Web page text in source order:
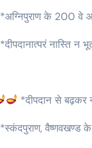
*अग्निपुराण के 200 वे
*दीपदानात्परं नास्ति न
*दीपदान से बढ़कर
*स्कंदपुराण, वैष्णवखण्ड